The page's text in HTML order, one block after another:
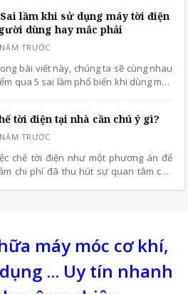
lầm khi sử dụng máy tời điện
dùng hay mắc phải
bài viết này, chúng ta sẽ cùng nhau
qua 5 sai lầm phổ biến khi dùng máy
rủi ro và tận dụng hết tiềm năng của
cụ này nhé.
tời điện tại nhà cần chú ý gì?
chế tời điện như một phương án để
chi phí đã thu hút sự quan tâm của
máy móc cơ khí,
... Uy tín nhanh